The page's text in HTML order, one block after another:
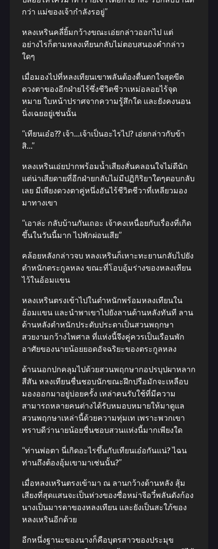
กว่า แม่ของเจ้ากำลังรอยู่”
หลงเหรินคลี่ยิ้มกว้างขณะเอ่ยกล่าวออกไป แต่
อย่างไรก็ตามหลงเทียนกลับไม่ตอบสนองคำกล่าว
ใดๆ
เมื่อมองไปที่หลงเทียนเขาพลันต้องตื่นตกใจสุดขีด
ดวงตาของอีกฝ่ายไร้ซึ่งชีวิตชีวาเหม่อลอยไร้จุด
หมาย ใบหน้าปราศจากความรู้สึกใด และยังคงนอน
นิ่งเฉยอยู่เช่นนั้น
“เทียนเอ๋อ?? เจ้า…เจ้าเป็นอะไรไป? เอ่ยกล่าวกับข้า
สิ…”
หลงเหรินเอ่ยปากพร้อมน้ำเสียงสั่นคลอนใจไม่ดีนัก
แต่น่าเสียดายที่อีกฝ่ายกลับไม่มีปฏิกิริยาใดๆตอบกลับ
เลย มีเพียงดวงตาคู่หนึ่งอันไร้ชีวิตชีวาที่เหลียวมอง
มาทางเขา
“เอาล่ะ กลับบ้านกันเถอะ เจ้าคงเหนื่อยกับเรื่องที่เกิด
ขึ้นในวันนี้มาก ไปพักผ่อนเสีย”
คล้อยหลังกล่าวจบ หลงเหรินก็เหาะทะยานกลับไปยัง
ตำหนักตระกูลหลง ขณะที่โอบอุ้มร่างของหลงเทียน
ไว้ในอ้อมแขน
หลงเหรินตรงเข้าไปในตำหนักพร้อมหลงเทียนใน
อ้อมแขน และนำพาเขาไปยังลานด้านหลังทันที ลาน
ด้านหลังตำหนักประดับประดาเป็นสวนพฤกษา
สวยงามกว้างไพศาล ที่แห่งนี้จึงคู่ควรเป็นเรือนพัก
อาศัยของนายน้อยยอดอัจฉริยะของตระกูลหลง
ด้านนอกปกคลุมไปด้วยสวนพฤกษากอปรบุปผาหลาก
สีสัน หลงเทียนชื่นชอบนักขณะฝึกปรือมักจะเหลือบ
มองออกมาอยู่บ่อยครั้ง เหล่าคนรับใช้ที่มีความ
สามารถหลายคนต่างได้รับหมอบหมายให้มาดูแล
สวนพฤกษาเหล่านี้ด้วยความทุ่มเท เพราะพวกเขา
ทราบดีว่านายน้อยชื่นชอบสวนแห่งนี้มากเพียงใด
“ท่านพ่อตา นี่เกิดอะไรขึ้นกับเทียนเอ๋อกันแน่? ไฉน
ท่านถึงต้องอุ้มเขามาเช่นนั้น?”
เมื่อหลงเหรินตรงเข้ามา ณ ลานกว้างด้านหลัง สุ้ม
เสียงที่สุดแสนจะเป็นห่วงของซื่อหม่าจีอวี๋พลันดังก้อง
นางเป็นมารดาของหลงเทียน และยังเป็นสะใภ้ของ
หลงเหรินอีกด้วย
อีกหนึ่งฐานะของนางก็คือบุตรสาวของประมุข